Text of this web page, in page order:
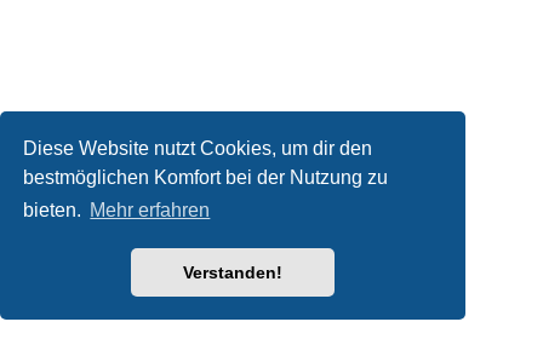
Diese Website nutzt Cookies, um dir den
bestmöglichen Komfort bei der Nutzung zu
bieten. Mehr erfahren
Verstanden!